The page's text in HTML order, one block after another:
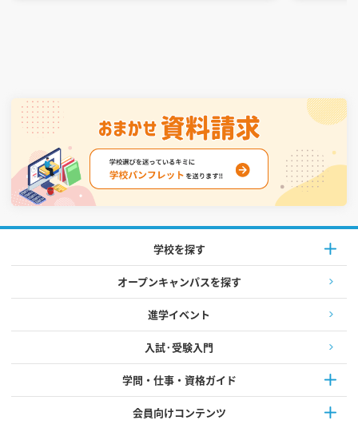
学校を探す
オープンキャンパスを探す
進学イベント
入試·受験入門
学問・仕事・資格ガイド
会員向けコンテンツ